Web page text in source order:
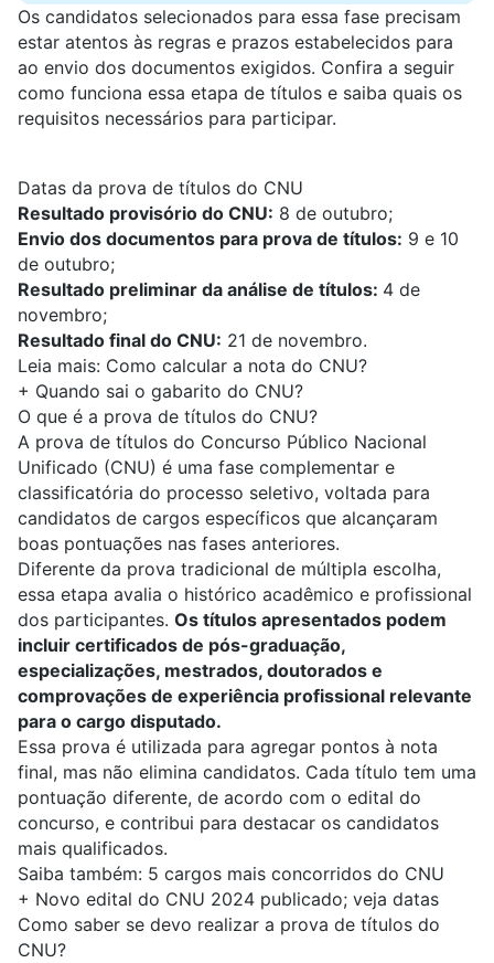
Os candidatos selecionados para essa fase precisam
estar atentos às regras e prazos estabelecidos para
ao envio dos documentos exigidos. Confira a seguir
como funciona essa etapa de títulos e saiba quais os
requisitos necessários para participar.
Datas da prova de títulos do CNU
Resultado provisório do CNU: 8 de outubro;
Envio dos documentos para prova de títulos: 9 e 10
de outubro;
Resultado preliminar da análise de títulos: 4 de
novembro;
Resultado final do CNU: 21 de novembro.
Leia mais: Como calcular a nota do CNU?
+ Quando sai o gabarito do CNU?
O que é a prova de títulos do CNU?
A prova de títulos do Concurso Público Nacional
Unificado (CNU) é uma fase complementar e
classificatória do processo seletivo, voltada para
candidatos de cargos específicos que alcançaram
boas pontuações nas fases anteriores.
Diferente da prova tradicional de múltipla escolha,
essa etapa avalia o histórico acadêmico e profissional
dos participantes. Os títulos apresentados podem
incluir certificados de pós-graduação,
especializações, mestrados, doutorados e
comprovações de experiência profissional relevante
para o cargo disputado.
Essa prova é utilizada para agregar pontos à nota
final, mas não elimina candidatos. Cada título tem uma
pontuação diferente, de acordo com o edital do
concurso, e contribui para destacar os candidatos
mais qualificados.
Saiba também: 5 cargos mais concorridos do CNU
+ Novo edital do CNU 2024 publicado; veja datas
Como saber se devo realizar a prova de títulos do
CNU?